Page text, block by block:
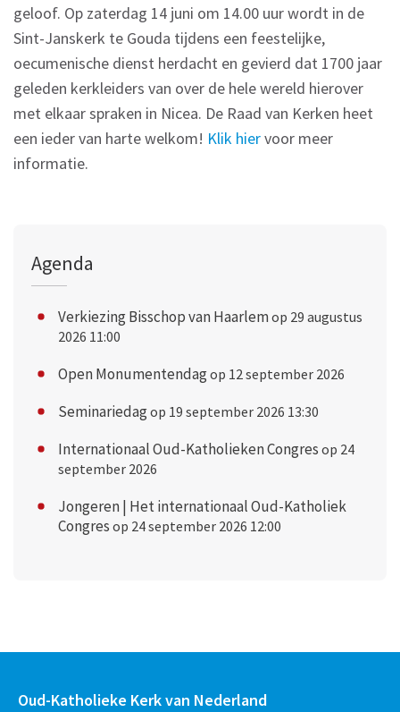
geloof. Op zaterdag 14 juni om 14.00 uur wordt in de
Sint-Janskerk te Gouda tijdens een feestelijke,
oecumenische dienst herdacht en gevierd dat 1700 jaar
geleden kerkleiders van over de hele wereld hierover
met elkaar spraken in Nicea. De Raad van Kerken heet
een ieder van harte welkom! Klik hiervoor meer
informatie.
Agenda
Verkiezing Bisschop van Haarlemop 29 augustus
2026 11:00
Open Monumentendagop 12 september 2026
Seminariedagop 19 september 2026 13:30
Internationaal Oud-Katholieken Congres op 24
september 2026
Jongeren | Het internationaal Oud-Katholiek
Congres op 24 september 2026 12:00
Oud-Katholieke Kerk van Nederland